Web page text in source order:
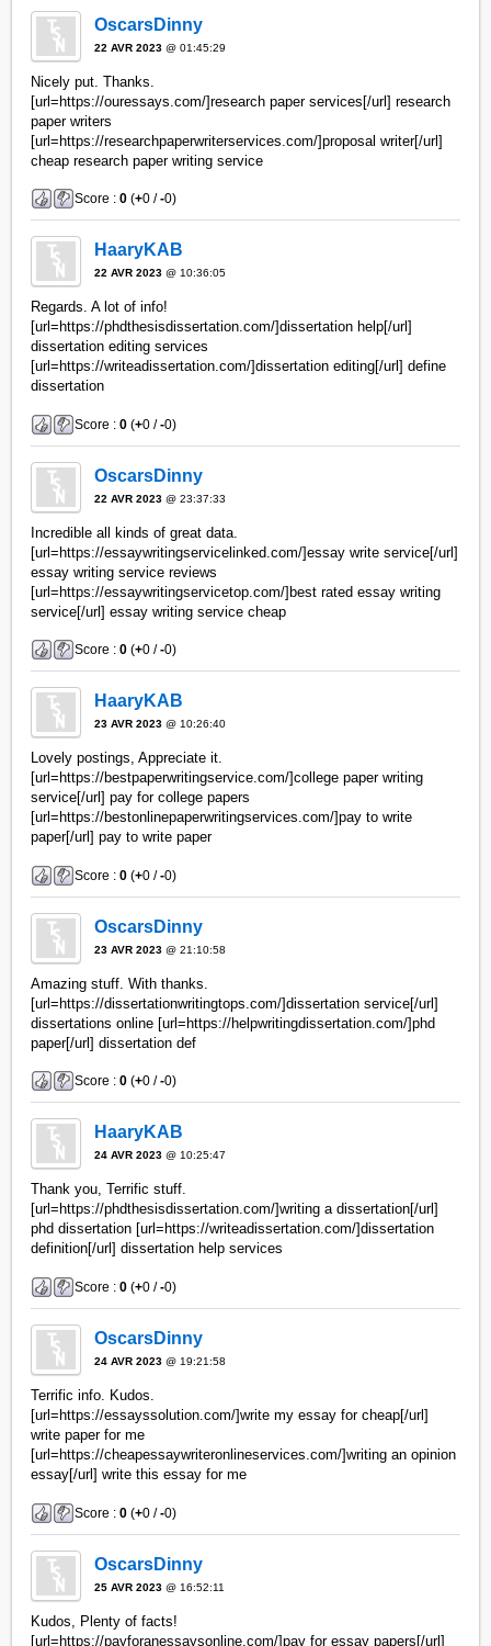
OscarsDinny
22 AVR 2023 @ 01:45:29
Nicely put. Thanks.
[url=https://ouressays.com/]research paper services[/url] research
paper writers
[url=https://researchpaperwriterservices.com/]proposal writer[/url]
cheap research paper writing service
Score :0 (+0 /-0)
HaaryKAB
22 AVR 2023 @ 10:36:05
Regards. A lot of info!
[url=https://phdthesisdissertation.com/]dissertation help[/url]
dissertation editing services
[url=https://writeadissertation.com/]dissertation editing[/url] define
dissertation
Score :0 (+0 /-0)
OscarsDinny
22 AVR 2023 @ 23:37:33
Incredible all kinds of great data.
[url=https://essaywritingservicelinked.com/]essay write service[/url]
essay writing service reviews
[url=https://essaywritingservicetop.com/]best rated essay writing
service[/url] essay writing service cheap
Score :0 (+0 /-0)
HaaryKAB
23 AVR 2023 @ 10:26:40
Lovely postings, Appreciate it.
[url=https://bestpaperwritingservice.com/]college paper writing
service[/url] pay for college papers
[url=https://bestonlinepaperwritingservices.com/]pay to write
paper[/url] pay to write paper
Score :0 (+0 /-0)
OscarsDinny
23 AVR 2023 @ 21:10:58
Amazing stuff. With thanks.
[url=https://dissertationwritingtops.com/]dissertation service[/url]
dissertations online [url=https://helpwritingdissertation.com/]phd
paper[/url] dissertation def
Score :0 (+0 /-0)
HaaryKAB
24 AVR 2023 @ 10:25:47
Thank you, Terrific stuff.
[url=https://phdthesisdissertation.com/]writing a dissertation[/url]
phd dissertation [url=https://writeadissertation.com/]dissertation
definition[/url] dissertation help services
Score :0 (+0 /-0)
OscarsDinny
24 AVR 2023 @ 19:21:58
Terrific info. Kudos.
[url=https://essayssolution.com/]write my essay for cheap[/url]
write paper for me
[url=https://cheapessaywriteronlineservices.com/]writing an opinion
essay[/url] write this essay for me
Score :0 (+0 /-0)
OscarsDinny
25 AVR 2023 @ 16:52:11
Kudos, Plenty of facts!
[url=https://payforanessaysonline.com/]pay for essay papers[/url]